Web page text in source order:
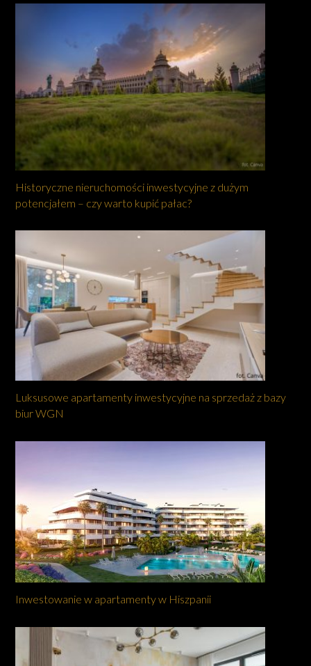
Historyczne nieruchomości inwestycyjne z dużym
potencjałem – czy warto kupić pałac?
Luksusowe apartamenty inwestycyjne na sprzedaż z bazy
biur WGN
Inwestowanie w apartamenty w Hiszpanii